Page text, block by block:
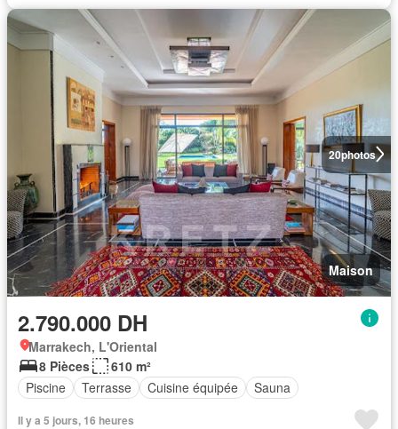
20photos
Maison
2.790.000 DH
Marrakech, L'Oriental
8 Pièces
610 m²
Piscine
Terrasse Cuisine équipée Sauna
Il y a 5 jours, 16 heures